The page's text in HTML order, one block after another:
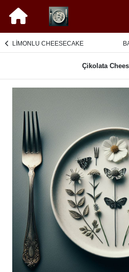
LİMONLU CHEESECAKE
Çikolata